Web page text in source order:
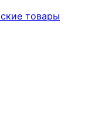
товары